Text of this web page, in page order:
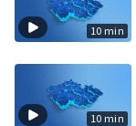
10 min
10 min